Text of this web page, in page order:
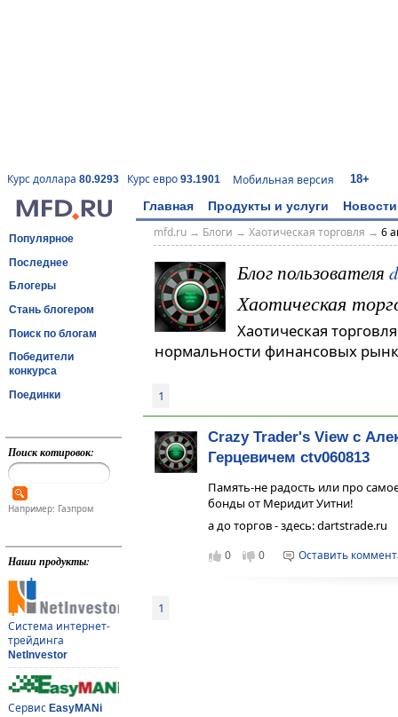
Курс доллара 80.9293 Курс евро 93.1901 Мобильная версия 18+
Главная Продукты и услуги Новости
Популярное
Последнее
Блогеры
Стань блогером
Поиск по блогам
Победители
конкурса
Поединки
Поиск котировок:
Например: Газпром
Наши продукты:
Система интернет-
трейдинга
NetInvestor
Сервис EasyMANi
mfd.ru→ Блоги → Хаотическая торговля → 6
Блог пользователя
Хаотическая
Хаотическая
нормальности финансовых
1
Crazy Trader's View с
Герцевичем ctv060813
Память-не радость или про
бонды от Меридит Уитни!
а до торгов - здесь: dartstrade.ru
0 0 Оставить
1